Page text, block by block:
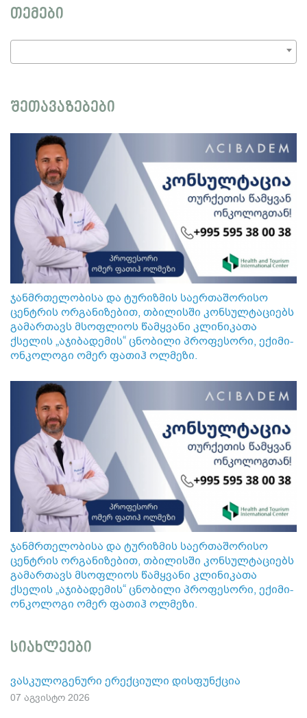
თემები
შეთავაზებები
ჯანმრთელობისა და ტურიზმის საერთაშორისო
ცენტრის ორგანიზებით, თბილისში კონსულტაციებს
გამართავს მსოფლიოს წამყვანი კლინიკათა
ქსელის „აჯიბადემის“ ცნობილი პროფესორი, ექიმი-
ონკოლოგი ომერ ფათიჰ ოლმეზი.
ჯანმრთელობისა და ტურიზმის საერთაშორისო
ცენტრის ორგანიზებით, თბილისში კონსულტაციებს
გამართავს მსოფლიოს წამყვანი კლინიკათა
ქსელის „აჯიბადემის“ ცნობილი პროფესორი, ექიმი-
ონკოლოგი ომერ ფათიჰ ოლმეზი.
სიახლეები
ვასკულოგენური ერექციული დისფუნქცია
07 აგვისტო 2026